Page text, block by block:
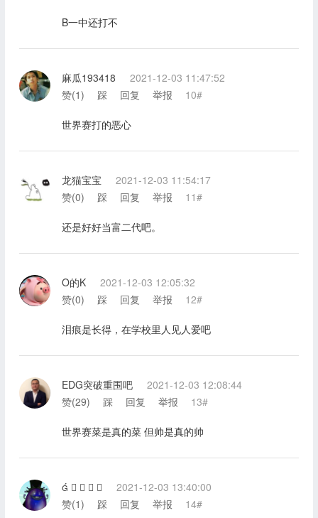
B一中还打不
麻瓜193418
2021-12-03 11:47:52
赞(1) 踩 回复 举报 10#
世界赛打的恶心
龙猫宝宝
2021-12-03 11:54:17
赞(0) 踩 回复 举报 11#
还是好好当富二代吧。
O的K
2021-12-03 12:05:32
赞(0) 踩 回复 举报 12#
泪痕是长得，在学校里人见人爱吧
EDG突破重围吧
2021-12-03 12:08:44
赞(29) 踩 回复 举报 13#
世界赛菜是真的菜 但帅是真的帅
    
2021-12-03 13:40:00
赞(1) 踩 回复 举报 14#